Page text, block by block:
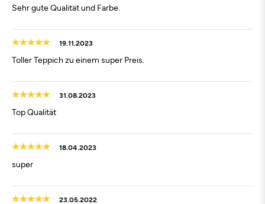
Sehr gute Qualität und Farbe.
19.11.2023
Toller Teppich zu einem super Preis.
31.08.2023
Top Qualität
18.04.2023
super
23.05.2022